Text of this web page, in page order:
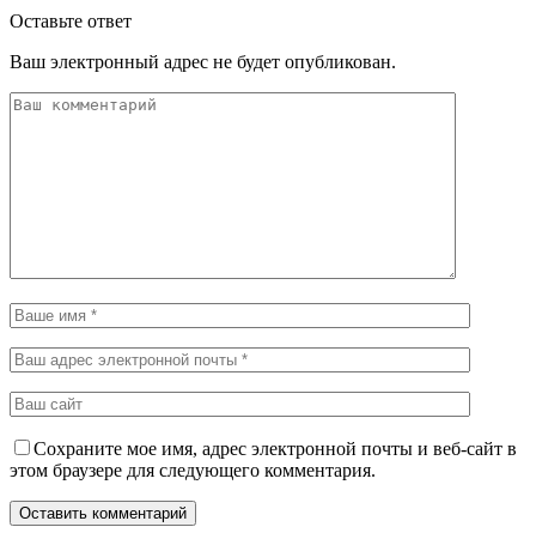
Оставьте ответ
Ваш электронный адрес не будет опубликован.
Сохраните мое имя, адрес электронной почты и веб-сайт в
этом браузере для следующего комментария.